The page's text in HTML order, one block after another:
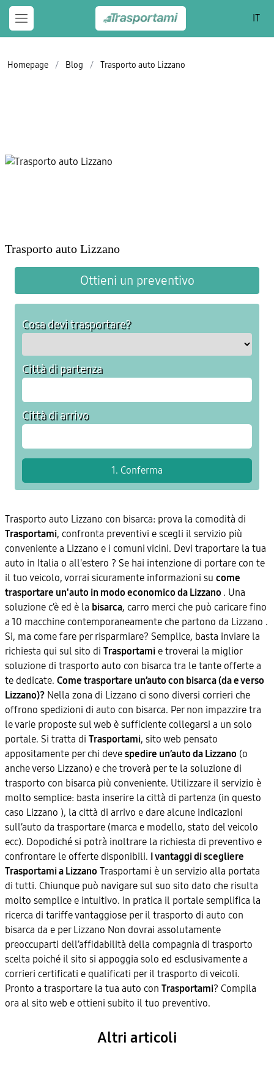
IT
Homepage / Blog / Trasporto auto Lizzano
Trasporto auto Lizzano
Ottieni un preventivo
Cosa devi trasportare?
Città di partenza
Città di arrivo
Trasporto auto Lizzano con bisarca: prova la comodità di
Trasportami, confronta preventivi e scegli il servizio più
conveniente a Lizzano e i comuni vicini. Devi traportare la tua
auto in Italia o all'estero ? Se hai intenzione di portare con te
il tuo veicolo, vorrai sicuramente informazioni su come
trasportare un'auto in modo economico da Lizzano . Una
soluzione c’è ed è la bisarca, carro merci che può caricare fino
a 10 macchine contemporaneamente che partono da Lizzano .
Si, ma come fare per risparmiare? Semplice, basta inviare la
richiesta qui sul sito di Trasportami e troverai la miglior
soluzione di trasporto auto con bisarca tra le tante offerte a
te dedicate. Come trasportare un’auto con bisarca (da e verso
Lizzano)? Nella zona di Lizzano ci sono diversi corrieri che
offrono spedizioni di auto con bisarca. Per non impazzire tra
le varie proposte sul web è sufficiente collegarsi a un solo
portale. Si tratta di Trasportami, sito web pensato
appositamente per chi deve spedire un’auto da Lizzano (o
anche verso Lizzano) e che troverà per te la soluzione di
trasporto con bisarca più conveniente. Utilizzare il servizio è
molto semplice: basta inserire la città di partenza (in questo
caso Lizzano ), la città di arrivo e dare alcune indicazioni
sull’auto da trasportare (marca e modello, stato del veicolo
ecc). Dopodiché si potrà inoltrare la richiesta di preventivo e
confrontare le offerte disponibili. I vantaggi di scegliere
Trasportami a Lizzano Trasportami è un servizio alla portata
di tutti. Chiunque può navigare sul suo sito dato che risulta
molto semplice e intuitivo. In pratica il portale semplifica la
ricerca di tariffe vantaggiose per il trasporto di auto con
bisarca da e per Lizzano Non dovrai assolutamente
preoccuparti dell’affidabilità della compagnia di trasporto
scelta poiché il sito si appoggia solo ed esclusivamente a
corrieri certificati e qualificati per il trasporto di veicoli.
Pronto a trasportare la tua auto con Trasportami? Compila
ora al sito web e ottieni subito il tuo preventivo.
Altri articoli